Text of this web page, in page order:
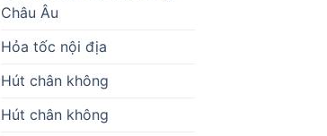
Châu Âu
Hỏa tốc nội địa
Hút chân không
Hút chân không